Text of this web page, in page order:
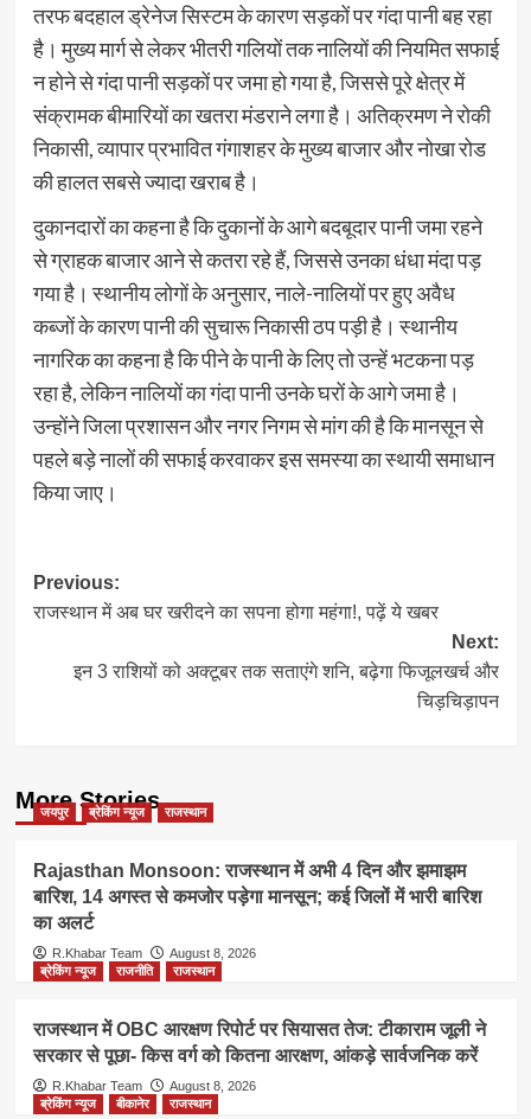
तरफ बदहाल ड्रेनेज सिस्टम के कारण सड़कों पर गंदा पानी बह रहा
है। मुख्य मार्ग से लेकर भीतरी गलियों तक नालियों की नियमित सफाई
न होने से गंदा पानी सड़कों पर जमा हो गया है, जिससे पूरे क्षेत्र में
संक्रामक बीमारियों का खतरा मंडराने लगा है। अतिक्रमण ने रोकी
निकासी, व्यापार प्रभावित गंगाशहर के मुख्य बाजार और नोखा रोड
की हालत सबसे ज्यादा खराब है।
दुकानदारों का कहना है कि दुकानों के आगे बदबूदार पानी जमा रहने
से ग्राहक बाजार आने से कतरा रहे हैं, जिससे उनका धंधा मंदा पड़
गया है। स्थानीय लोगों के अनुसार, नाले-नालियों पर हुए अवैध
कब्जों के कारण पानी की सुचारू निकासी ठप पड़ी है। स्थानीय
नागरिक का कहना है कि पीने के पानी के लिए तो उन्हें भटकना पड़
रहा है, लेकिन नालियों का गंदा पानी उनके घरों के आगे जमा है।
उन्होंने जिला प्रशासन और नगर निगम से मांग की है कि मानसून से
पहले बड़े नालों की सफाई करवाकर इस समस्या का स्थायी समाधान
किया जाए।
Post
navigation
Previous:
राजस्थान में अब घर खरीदने का सपना होगा महंगा!, पढ़ें ये खबर
Next:
इन 3 राशियों को अक्टूबर तक सताएंगे शनि, बढ़ेगा फिजूलखर्च और
चिड़चिड़ापन
More Stories
जयपुर ब्रेकिंग न्यूज राजस्थान
Rajasthan Monsoon: राजस्थान में अभी 4 दिन और झमाझम
बारिश, 14 अगस्त से कमजोर पड़ेगा मानसून; कई जिलों में भारी बारिश
का अलर्ट
R.Khabar Team
August 8, 2026
ब्रेकिंग न्यूज
राजनीति राजस्थान
राजस्थान में OBC आरक्षण रिपोर्ट पर सियासत तेज: टीकाराम जूली ने
सरकार से पूछा- किस वर्ग को कितना आरक्षण, आंकड़े सार्वजनिक करें
R.Khabar Team
August 8, 2026
ब्रेकिंग न्यूज
बीकानेर राजस्थान